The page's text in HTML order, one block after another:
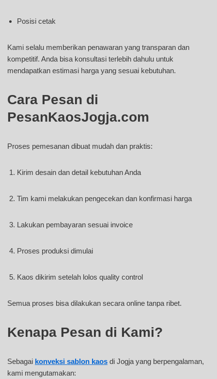
Posisi cetak
Kami selalu memberikan penawaran yang transparan dan
kompetitif. Anda bisa konsultasi terlebih dahulu untuk
mendapatkan estimasi harga yang sesuai kebutuhan.
Cara Pesan di
PesanKaosJogja.com
Proses pemesanan dibuat mudah dan praktis:
Kirim desain dan detail kebutuhan Anda
Tim kami melakukan pengecekan dan konfirmasi harga
Lakukan pembayaran sesuai invoice
Proses produksi dimulai
Kaos dikirim setelah lolos quality control
Semua proses bisa dilakukan secara online tanpa ribet.
Kenapa Pesan di Kami?
Sebagai konveksi sablon kaos di Jogja yang berpengalaman,
kami mengutamakan: